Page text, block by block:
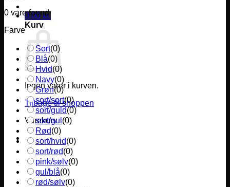
0,00 kr.
Kurv
Ingen varer i kurven.
Tilbage til shoppen
Varekurv
0 vare found
Farve
Sort(0)
Blå(0)
Hvid(0)
Navy(0)
Grøn(0)
sort/sort(0)
sort/guld(0)
sort/gul (0)
Rød(0)
sort/hvid(0)
sort/rød(0)
pink/sølv(0)
gul/blå(0)
rød/sølv(0)